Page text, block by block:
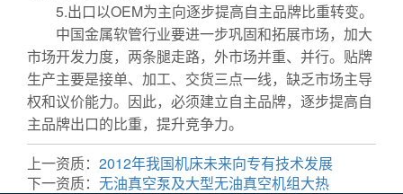
5.出口以OEM为主向逐步提高自主品牌比重转变。
中国金属软管行业要进一步巩固和拓展市场，加大
市场开发力度，两条腿走路，外市场并重、并行。贴牌
生产主要是接单、加工、交货三点一线，缺乏市场主导
权和议价能力。因此，必须建立自主品牌，逐步提高自
主品牌出口的比重，提升竞争力。
上一资质： 2012年我国机床未来向专有技术发展
下一资质： 无油真空泵及大型无油真空机组大热